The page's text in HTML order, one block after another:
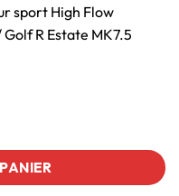
sport High Flow
R Estate MK7.5